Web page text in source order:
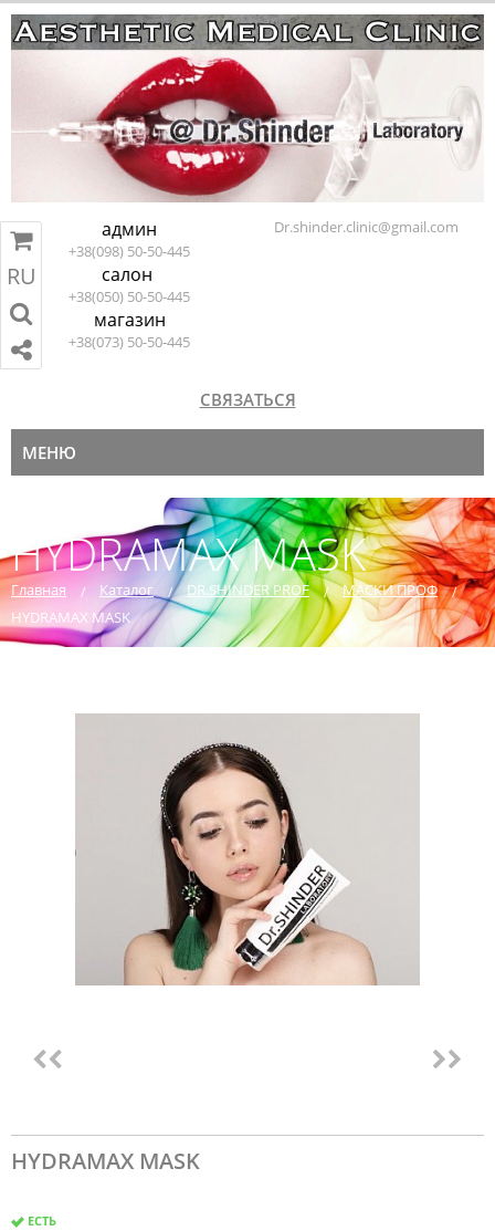
админ
+38(098) 50-50-445
салон
+38(050) 50-50-445
магазин
+38(073) 50-50-445
Dr.shinder.clinic@gmail.com
СВЯЗАТЬСЯ
МЕНЮ
ПЕРЕЙТИ В КОРЗИНУ
RU EN
HYDRAMAX MASK
Главная Каталог DR.SHINDER PROF
МАСКИ ПРОФ
HYDRAMAX MASK
HYDRAMAX MASK
ЕСТЬ